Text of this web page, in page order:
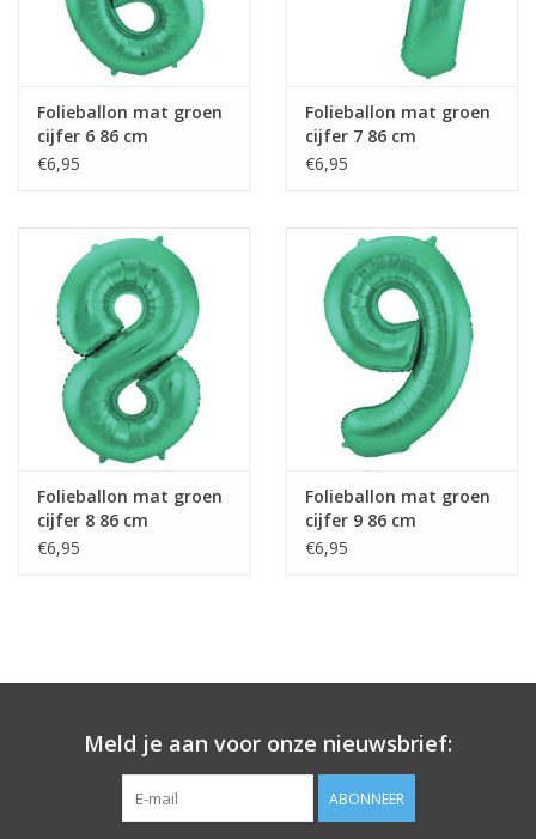
Folieballon mat groen
cijfer 6 86 cm
€6,95
Folieballon mat groen
cijfer 7 86 cm
€6,95
Folieballon mat groen
cijfer 8 86 cm
€6,95
Folieballon mat groen
cijfer 9 86 cm
€6,95
Meld je aan voor onze nieuwsbrief:
ABONNEER